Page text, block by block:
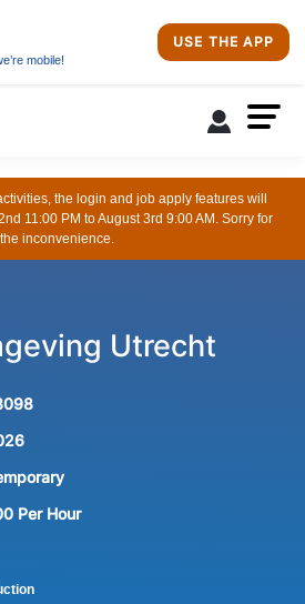
mobile!
USE THE APP
the login and job apply features will
11:00 PM to August 3rd 9:00 AM. Sorry for
the inconvenience.
Utrecht
Per Hour